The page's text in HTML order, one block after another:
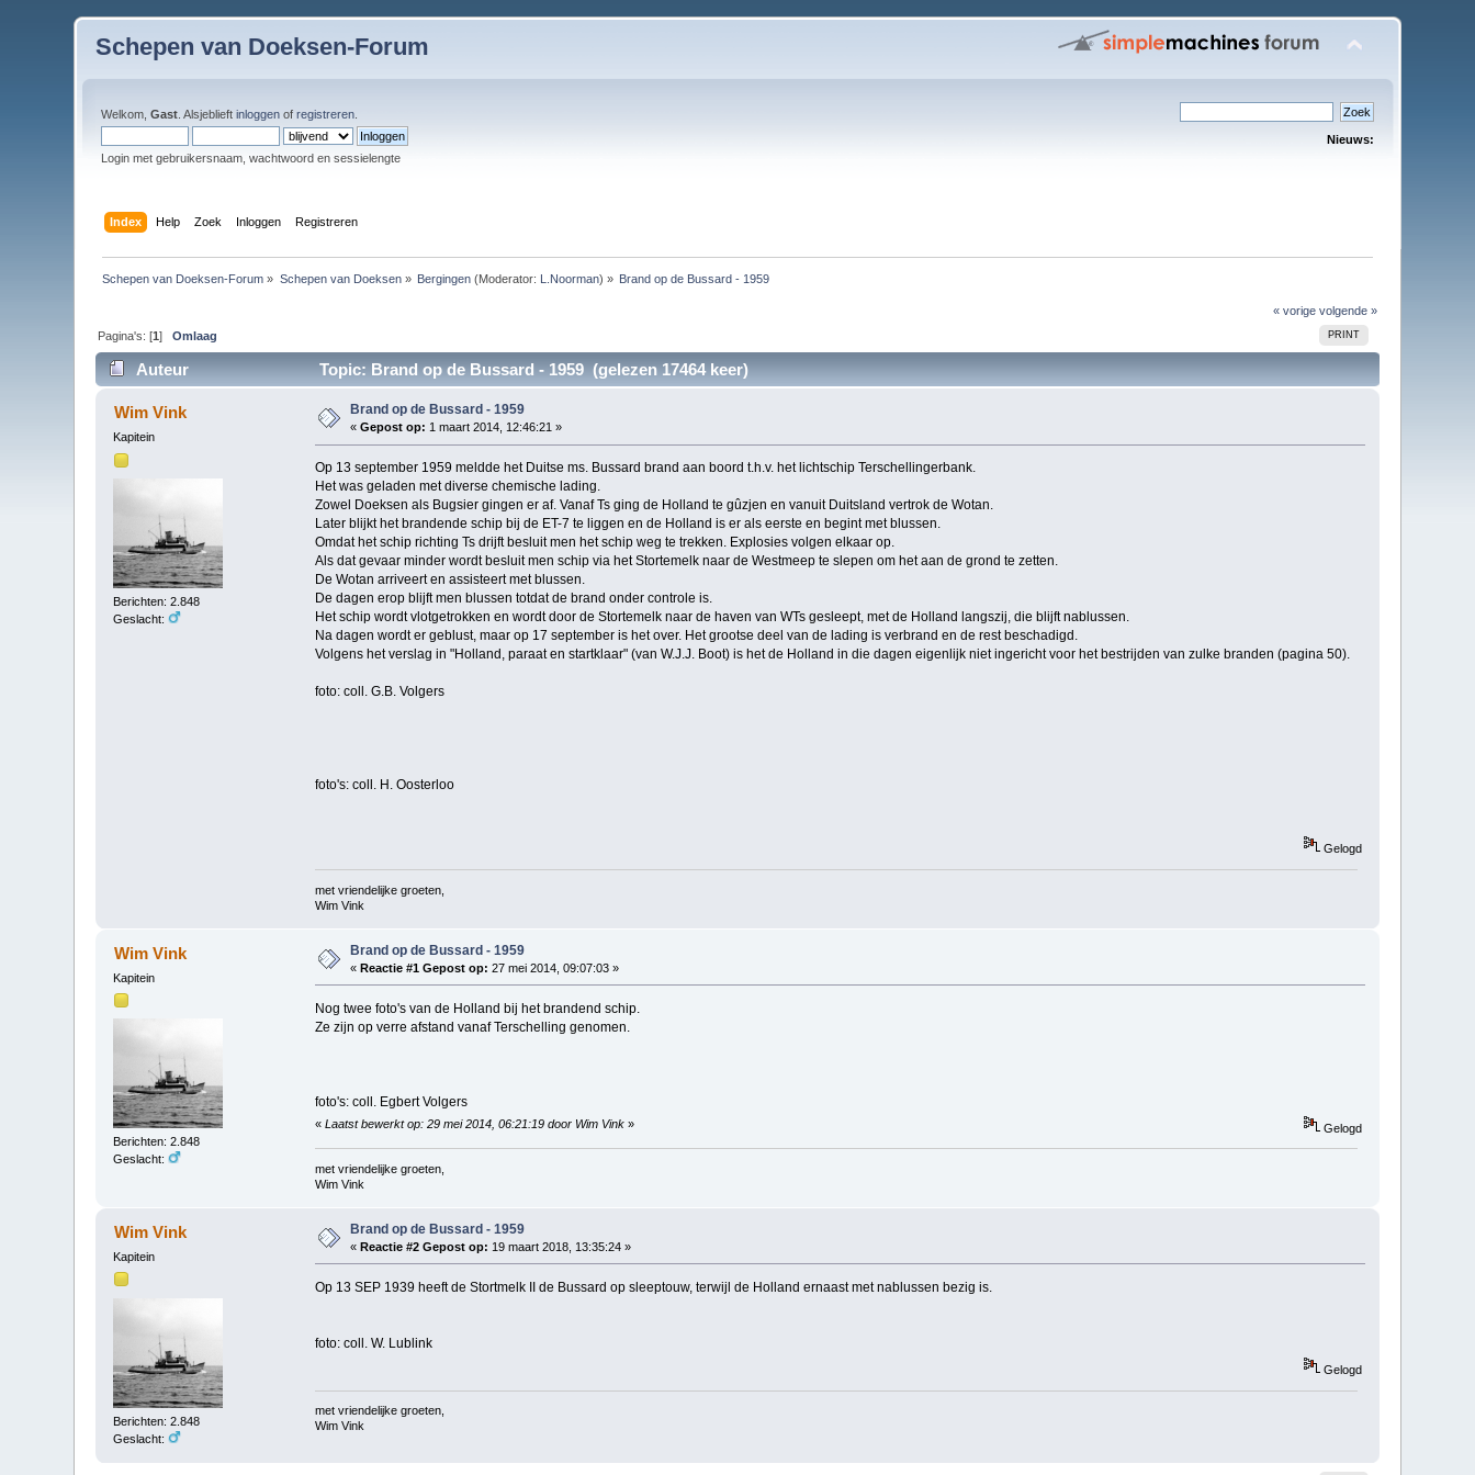
Schepen van Doeksen-Forum
Welkom,Gast . Alsjeblieftinloggen ofregistreren
Login met gebruikersnaam, wachtwoord en sessielengte
Nieuws:
Index Help Zoek Inloggen Registreren
Schepen van Doeksen-Forum » Schepen van Doeksen» Bergingen (Moderator: L.Noorman) » Brand op de Bussard - 1959
« vorige volgende »
PRINT
Pagina's: [1]Omlaag
Auteur Topic: Brand op de Bussard - 1959 (gelezen 17464 keer)
Wim Vink
Kapitein
Berichten: 2.848
Geslacht:
Brand op de Bussard - 1959
«Gepost op: 1 maart 2014, 12:46:21 »
Op 13 september 1959 meldde het Duitse ms. Bussard brand aan boord t.h.v. het lichtschip Terschellingerbank.
Het was geladen met diverse chemische lading.
Zowel Doeksen als Bugsier gingen er af. Vanaf Ts ging de Holland te gûzjen en vanuit Duitsland vertrok de Wotan.
Later blijkt het brandende schip bij de ET-7 te liggen en de Holland is er als eerste en begint met blussen.
Omdat het schip richting Ts drijft besluit men het schip weg te trekken. Explosies volgen elkaar op.
Als dat gevaar minder wordt besluit men schip via het Stortemelk naar de Westmeep te slepen om het aan de grond te zetten.
De Wotan arriveert en assisteert met blussen.
De dagen erop blijft men blussen totdat de brand onder controle is.
Het schip wordt vlotgetrokken en wordt door de Stortemelk naar de haven van WTs gesleept, met de Holland langszij, die blijft nablussen.
Na dagen wordt er geblust, maar op 17 september is het over. Het grootse deel van de lading is verbrand en de rest beschadigd.
Volgens het verslag in "Holland, paraat en startklaar" (van W.J.J. Boot) is het de Holland in die dagen eigenlijk niet ingericht voor het bestrijden van zulke branden (pagina 50).
foto: coll. G.B. Volgers
foto's: coll. H. Oosterloo
Gelogd
met vriendelijke groeten,
Wim Vink
Wim Vink
Kapitein
Berichten: 2.848
Geslacht:
Brand op de Bussard - 1959
«Reactie #1 Gepost op: 27 mei 2014, 09:07:03 »
Nog twee foto's van de Holland bij het brandend schip.
Ze zijn op verre afstand vanaf Terschelling genomen.
foto's: coll. Egbert Volgers
« Laatst bewerkt op: 29 mei 2014, 06:21:19 door Wim Vink» Gelogd
met vriendelijke groeten,
Wim Vink
Wim Vink
Kapitein
Berichten: 2.848
Geslacht:
Brand op de Bussard - 1959
«Reactie #2 Gepost op: 19 maart 2018, 13:35:24 »
Op 13 SEP 1939 heeft de Stortmelk II de Bussard op sleeptouw, terwijl de Holland ernaast met nablussen bezig is.
foto: coll. W. Lublink
Gelogd
met vriendelijke groeten,
Wim Vink